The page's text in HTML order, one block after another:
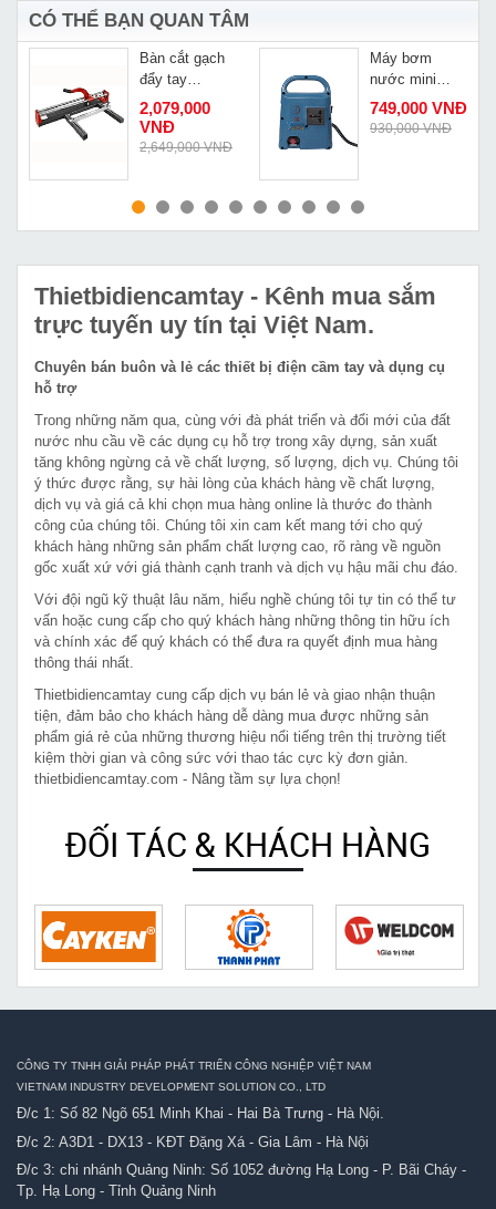
CÓ THỂ BẠN QUAN TÂM
MUA NGAY
Bàn cắt gạch
đẩy tay
Quaiyou QY
8001N
2,079,000
VNĐ
2,649,000 VNĐ
MUA NGAY
Máy bơm
nước mini
thông minh
Caowang
749,000 VNĐ
930,000 VNĐ
Thietbidiencamtay - Kênh mua sắm
trực tuyến uy tín tại Việt Nam.
Chuyên bán buôn và lẻ các thiết bị điện cầm tay và dụng cụ
hỗ trợ
Trong những năm qua, cùng với đà phát triển và đổi mới của đất
nước nhu cầu về các dụng cụ hỗ trợ trong xây dựng, sản xuất
tăng không ngừng cả về chất lượng, số lượng, dịch vụ. Chúng tôi
ý thức được rằng, sự hài lòng của khách hàng về chất lượng,
dịch vụ và giá cả khi chọn mua hàng online là thước đo thành
công của chúng tôi. Chúng tôi xin cam kết mang tới cho quý
khách hàng những sản phẩm chất lượng cao, rõ ràng về nguồn
gốc xuất xứ với giá thành cạnh tranh và dịch vụ hậu mãi chu đáo.
Với đội ngũ kỹ thuật lâu năm, hiểu nghề chúng tôi tự tin có thể tư
vấn hoặc cung cấp cho quý khách hàng những thông tin hữu ích
và chính xác để quý khách có thể đưa ra quyết định mua hàng
thông thái nhất.
Thietbidiencamtay cung cấp dịch vụ bán lẻ và giao nhận thuận
tiện, đảm bảo cho khách hàng dễ dàng mua được những sản
phẩm giá rẻ của những thương hiệu nổi tiếng trên thị trường tiết
kiệm thời gian và công sức với thao tác cực kỳ đơn giản.
thietbidiencamtay.com - Nâng tầm sự lựa chọn!
ĐỐI TÁC & KHÁCH HÀNG
CÔNG TY TNHH GIẢI PHÁP PHÁT TRIỂN CÔNG NGHIỆP VIỆT NAM
VIETNAM INDUSTRY DEVELOPMENT SOLUTION CO., LTD
Đ/c 1: Số 82 Ngõ 651 Minh Khai - Hai Bà Trưng - Hà Nội.
Đ/c 2: A3D1 - DX13 - KĐT Đặng Xá - Gia Lâm - Hà Nội
Đ/c 3: chi nhánh Quảng Ninh: Số 1052 đường Hạ Long - P. Bãi Cháy -
Tp. Hạ Long - Tỉnh Quảng Ninh